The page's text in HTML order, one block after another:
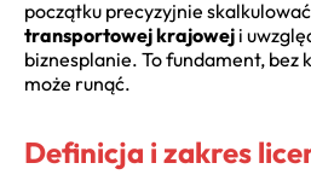
początku precyzyjnie skalkulować
transportowej krajowej i
biznesplanie. To fundament, bez
może runąć.
Definicja i zakres